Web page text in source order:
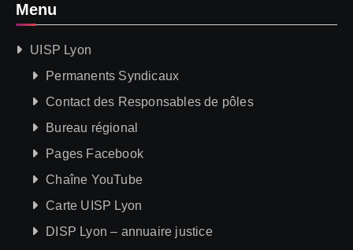
Menu
UISP Lyon
Permanents Syndicaux
Contact des Responsables de pôles
Bureau régional
Pages Facebook
Chaîne YouTube
Carte UISP Lyon
DISP Lyon – annuaire justice